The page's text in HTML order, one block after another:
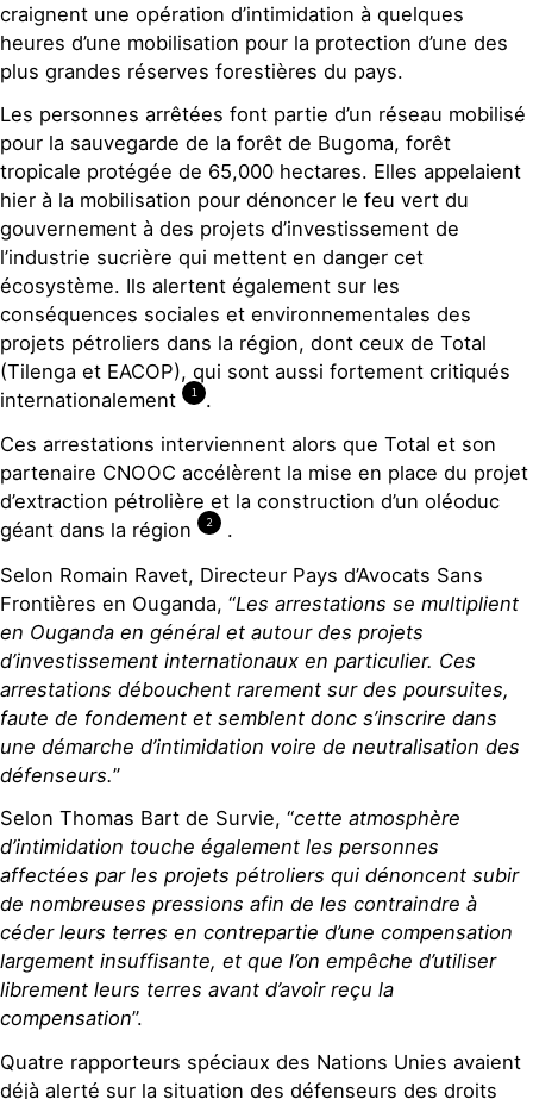
craignent une opération d’intimidation à quelques
heures d’une mobilisation pour la protection d’une des
plus grandes réserves forestières du pays.
Les personnes arrêtées font partie d’un réseau mobilisé
pour la sauvegarde de la forêt de Bugoma, forêt
tropicale protégée de 65,000 hectares. Elles appelaient
hier à la mobilisation pour dénoncer le feu vert du
gouvernement à des projets d’investissement de
l’industrie sucrière qui mettent en danger cet
écosystème. Ils alertent également sur les
conséquences sociales et environnementales des
projets pétroliers dans la région, dont ceux de Total
(Tilenga et EACOP), qui sont aussi fortement critiqués
internationalement
1
.
Ces arrestations interviennent alors que Total et son
partenaire CNOOC accélèrent la mise en place du projet
d’extraction pétrolière et la construction d’un oléoduc
géant dans la région
2
.
Selon Romain Ravet, Directeur Pays d’Avocats Sans
Frontières en Ouganda, “Les arrestations se multiplient
en Ouganda en général et autour des projets
d’investissement internationaux en particulier. Ces
arrestations débouchent rarement sur des poursuites,
faute de fondement et semblent donc s’inscrire dans
une démarche d’intimidation voire de neutralisation des
défenseurs.”
Selon Thomas Bart de Survie, “cette atmosphère
d’intimidation touche également les personnes
affectées par les projets pétroliers qui dénoncent subir
de nombreuses pressions afin de les contraindre à
céder leurs terres en contrepartie d’une compensation
largement insuffisante, et que l’on empêche d’utiliser
librement leurs terres avant d’avoir reçu la
compensation”.
Quatre rapporteurs spéciaux des Nations Unies avaient
déjà alerté sur la situation des défenseurs des droits